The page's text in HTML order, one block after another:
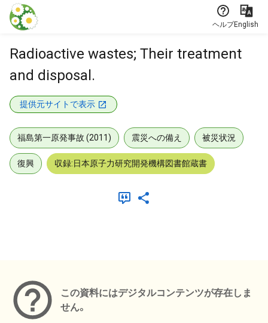
本文に飛ぶ
ヘルプEnglish
Radioactive wastes; Their treatment
and disposal.
提供元サイトで表示
福島第一原発事故 (2011) 震災への備え 被災状況
復興 収録:日本原子力研究開発機構図書館蔵書
この資料にはデジタルコンテンツが存在しま
せん。